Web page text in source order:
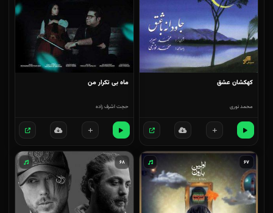
کهکشان عشق
محمد نوری
ماه بی تکرار من
حجت اشرف زاده
۶۷ ۶۸